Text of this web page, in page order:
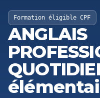
Formation éligible CPF
ANGLAIS